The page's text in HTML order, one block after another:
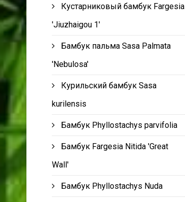
Кустарниковый бамбук Fargesia
'Jiuzhaigou 1'
Бамбук пальма Sasa Palmata
'Nebulosa'
Курильский бамбук Sasa
kurilensis
Бамбук Phyllostachys parvifolia
Бамбук Fargesia Nitida 'Great
Wall'
Бамбук Phyllostachys Nuda